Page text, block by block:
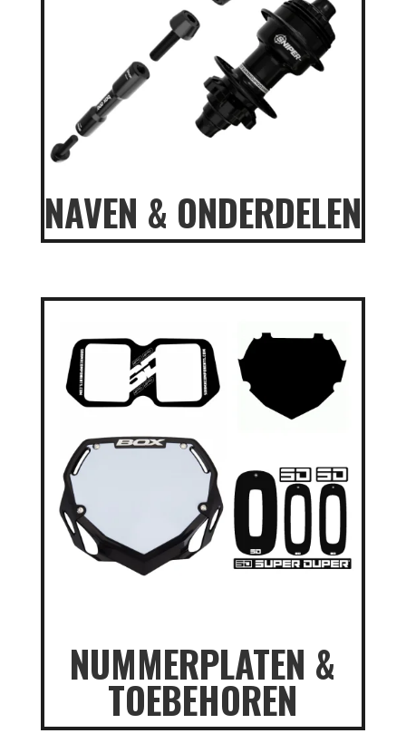
NAVEN & ONDERDELEN
NUMMERPLATEN &
TOEBEHOREN